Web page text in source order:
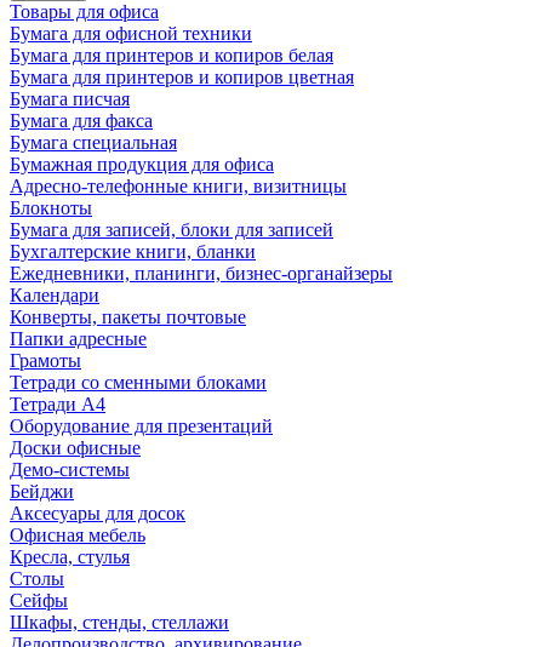
Товары для офиса
Бумага для офисной техники
Бумага для принтеров и копиров белая
Бумага для принтеров и копиров цветная
Бумага писчая
Бумага для факса
Бумага специальная
Бумажная продукция для офиса
Адресно-телефонные книги, визитницы
Блокноты
Бумага для записей, блоки для записей
Бухгалтерские книги, бланки
Ежедневники, планинги, бизнес-органайзеры
Календари
Конверты, пакеты почтовые
Папки адресные
Грамоты
Тетради со сменными блоками
Тетради А4
Оборудование для презентаций
Доски офисные
Демо-системы
Бейджи
Аксесуары для досок
Офисная мебель
Кресла, стулья
Столы
Сейфы
Шкафы, стенды, стеллажи